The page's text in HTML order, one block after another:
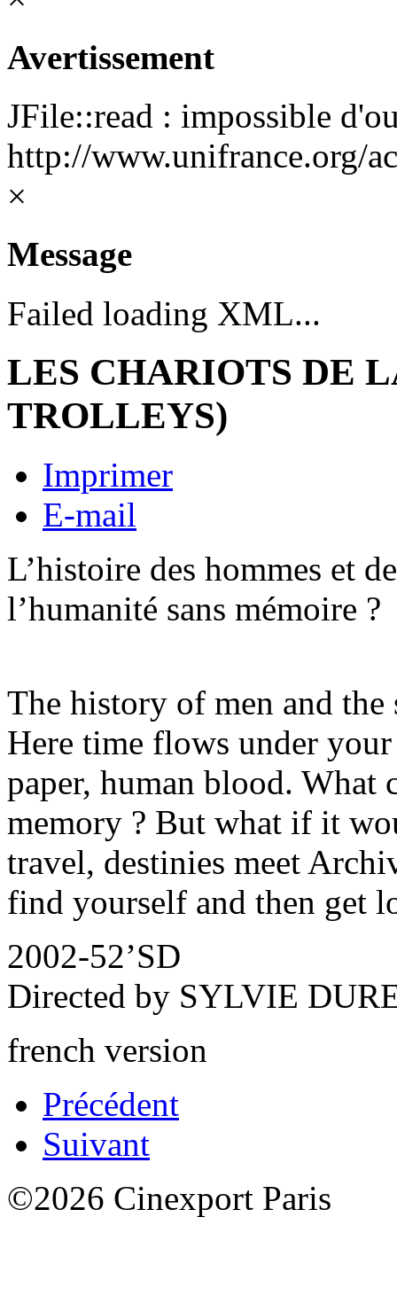
Avertissement
JFile::read : impossible
http://www.unifrance.org/
×
Message
Failed loading XML...
LES CHARIOTS DE
TROLLEYS)
Imprimer
E-mail
L’histoire des hommes et
l’humanité sans mémoire ?
The history of men and
Here time flows under
paper, human blood.
memory ? But what if it
travel, destinies meet
find yourself and then get
2002-52’SD
Directed by SYLVIE
french version
Précédent
Suivant
©2026 Cinexport Paris